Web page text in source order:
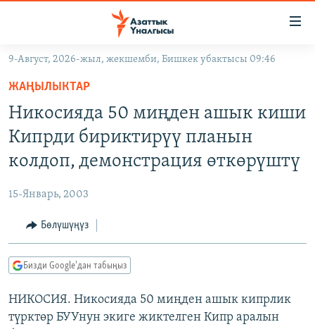
Навигацияга
өтүңүз
Издөөгө
салыңыз
МАДАНИЯТ
УКРАИНА
ТВ ПРОГРАММАЛАР
БҮГҮН АЗАТТЫКТА
ДАНИСТЕ
ПОДКАСТ
9-Август, 2026-жыл, жекшемби, Бишкек убактысы 09:46
ЖАҢЫЛЫКТАР
Никосияда 50 миңден ашык киши
Кипрди бириктирүү планын
колдоп, демонстрация өткөрүштү
15-Январь, 2003
Бөлүшүңүз
Бизди Google'дан табыңыз
НИКОСИЯ. Никосияда 50 миңден ашык кипрлик
түрктөр БУУнун экиге жиктелген Кипр аралын